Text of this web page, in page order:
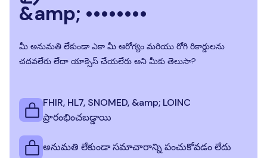
&amp; ••••••••
మీ అనుమతి లేకుండా ఎకా మీ ఆరోగ్యం మరియు రోగి రికార్డులను
చదవలేరు లేదా యాక్సెస్ చేయలేరు అని మీకు తెలుసా?
FHIR, HL7, SNOMED, &amp; LOINC
ప్రారంభించబడ్డాయి
అనుమతి లేకుండా సమాచారాన్ని పంచుకోవడం లేదు